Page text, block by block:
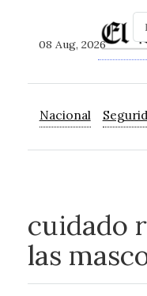
08 Aug, 2026
Nacional
cuidado
las